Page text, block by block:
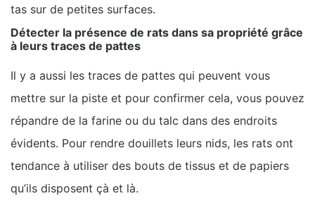
tas sur de petites surfaces.
Détecter la présence de rats dans sa propriété grâce
à leurs traces de pattes
Il y a aussi les traces de pattes qui peuvent vous
mettre sur la piste et pour confirmer cela, vous pouvez
répandre de la farine ou du talc dans des endroits
évidents. Pour rendre douillets leurs nids, les rats ont
tendance à utiliser des bouts de tissus et de papiers
qu’ils disposent çà et là.